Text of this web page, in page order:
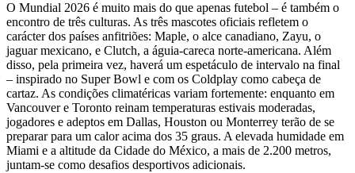
O Mundial 2026 é muito mais do que apenas futebol – é também o
encontro de três culturas. As três mascotes oficiais refletem o
carácter dos países anfitriões: Maple, o alce canadiano, Zayu, o
jaguar mexicano, e Clutch, a águia-careca norte-americana. Além
disso, pela primeira vez, haverá um espetáculo de intervalo na final
– inspirado no Super Bowl e com os Coldplay como cabeça de
cartaz. As condições climatéricas variam fortemente: enquanto em
Vancouver e Toronto reinam temperaturas estivais moderadas,
jogadores e adeptos em Dallas, Houston ou Monterrey terão de se
preparar para um calor acima dos 35 graus. A elevada humidade em
Miami e a altitude da Cidade do México, a mais de 2.200 metros,
juntam-se como desafios desportivos adicionais.